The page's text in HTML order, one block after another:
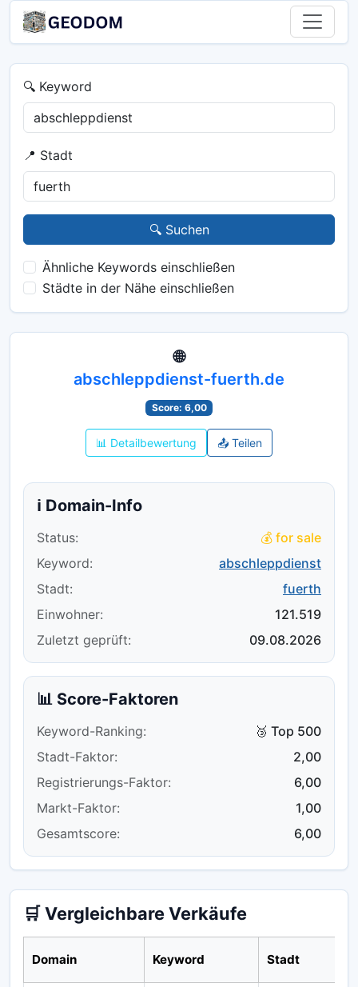
🔍 Keyword
📍 Stadt
🔍 Suchen
Ähnliche Keywords einschließen
Städte in der Nähe einschließen
🌐
abschleppdienst-fuerth.de
Score: 6,00
📊 Detailbewertung 📤 Teilen
ℹ️ Domain-Info
Status:
💰 for sale
Keyword:
abschleppdienst
Stadt:
fuerth
Einwohner:
121.519
Zuletzt geprüft:
09.08.2026
📊 Score-Faktoren
Keyword-Ranking:
🥉 Top 500
Stadt-Faktor:
2,00
Registrierungs-Faktor:
6,00
Markt-Faktor:
1,00
Gesamtscore:
6,00
🛒 Vergleichbare Verkäufe
Domain Keyword Stadt